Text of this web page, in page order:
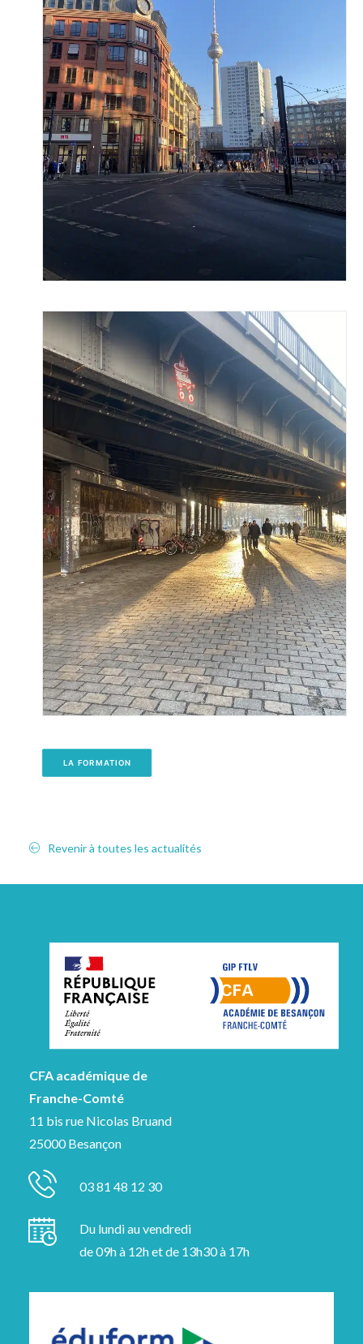
LA FORMATION
Revenir à toutes les actualités
CFA académique de
Franche-Comté
11 bis rue Nicolas Bruand
25000 Besançon
03 81 48 12 30
Du lundi au vendredi
de 09h à 12h et de 13h30 à 17h